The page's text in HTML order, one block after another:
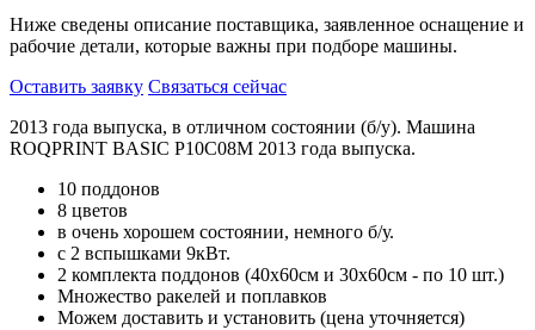
Ниже сведены описание поставщика, заявленное оснащение и
рабочие детали, которые важны при подборе машины.
Оставить заявку Связаться сейчас
2013 года выпуска, в отличном состоянии (б/у). Машина
ROQPRINT BASIC P10C08M 2013 года выпуска.
10 поддонов
8 цветов
в очень хорошем состоянии, немного б/у.
с 2 вспышками 9кВт.
2 комплекта поддонов (40х60см и 30х60см - по 10 шт.)
Множество ракелей и поплавков
Можем доставить и установить (цена уточняется)